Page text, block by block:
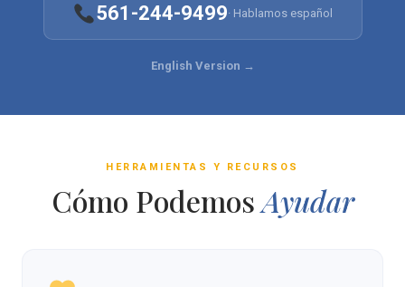
561-244-9499· Hablamos español
English Version →
HERRAMIENTAS Y RECURSOS
Cómo PodemosAyudar